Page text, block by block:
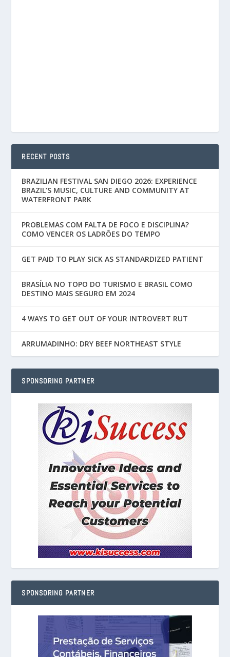
RECENT POSTS
BRAZILIAN FESTIVAL SAN DIEGO 2026: EXPERIENCE
BRAZIL’S MUSIC, CULTURE AND COMMUNITY AT
WATERFRONT PARK
PROBLEMAS COM FALTA DE FOCO E DISCIPLINA?
COMO VENCER OS LADRÕES DO TEMPO
GET PAID TO PLAY SICK AS STANDARDIZED PATIENT
BRASÍLIA NO TOPO DO TURISMO E BRASIL COMO
DESTINO MAIS SEGURO EM 2024
4 WAYS TO GET OUT OF YOUR INTROVERT RUT
ARRUMADINHO: DRY BEEF NORTHEAST STYLE
SPONSORING PARTNER
SPONSORING PARTNER